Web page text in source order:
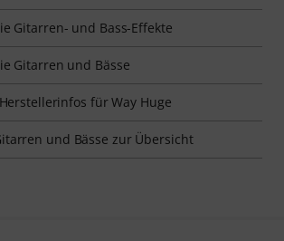
Gitarren- und Bass-Effekte
Gitarren und Bässe
für Way Huge
und Bässe zur Übersicht